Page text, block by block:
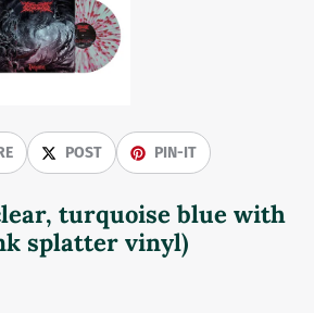
POST PIN-IT
turquoise blue with
splatter vinyl)